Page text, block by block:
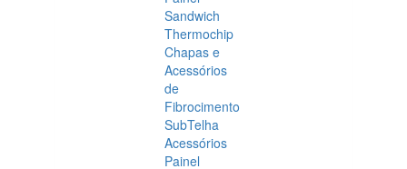
Sandwich
Thermochip
Chapas e
Acessórios
de
Fibrocimento
SubTelha
Acessórios
Painel